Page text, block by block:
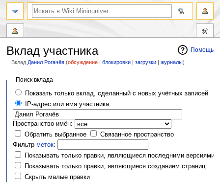
Помощь
Вклад участника
Вклад Данил Рогачёв (обсуждение |блокировки |загрузки |журналы)
Перейти
навигации
Перейти
поиску
Поиск вклада
Показать только вклад, сделанный с новых учётных записей
IP-адрес или имя участника:
Пространство имён:
Обратить выбранное
Связанное пространство
Фильтрметок:
Показывать только правки, являющиеся последними версиями
Показывать только правки, являющиеся созданием страниц
Скрыть малые правки